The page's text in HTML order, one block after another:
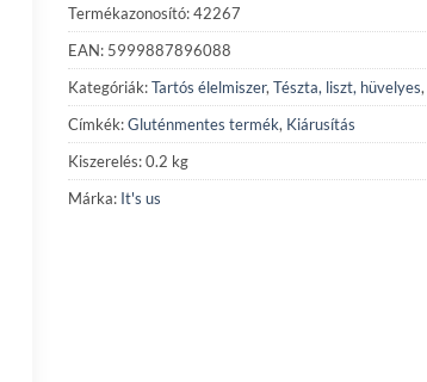
Termékazonosító: 42267
EAN: 5999887896088
Kategóriák:Tartós élelmiszer, Tészta, liszt, hüvelyes,
Címkék:Gluténmentes termék, Kiárusítás
Kiszerelés: 0.2 kg
Márka: It's us